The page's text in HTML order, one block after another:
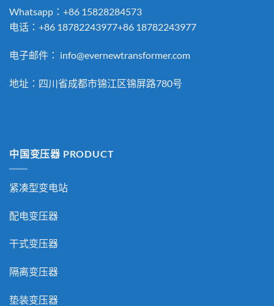
Whatsapp：+86 15828284573
电话：+86 18782243977+86 18782243977
电子邮件： info@evernewtransformer.com
地址：四川省成都市锦江区锦屏路780号
中国变压器 PRODUCT
紧凑型变电站
配电变压器
干式变压器
隔离变压器
垫装变压器